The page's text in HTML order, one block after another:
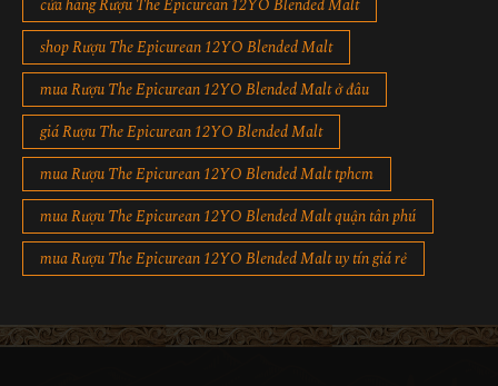
cửa hàng Rượu The Epicurean 12YO Blended Malt
shop Rượu The Epicurean 12YO Blended Malt
mua Rượu The Epicurean 12YO Blended Malt ở đâu
giá Rượu The Epicurean 12YO Blended Malt
mua Rượu The Epicurean 12YO Blended Malt tphcm
mua Rượu The Epicurean 12YO Blended Malt quận tân phú